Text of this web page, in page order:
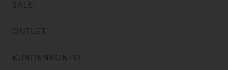
SALE
OUTLET
KUNDENKONTO